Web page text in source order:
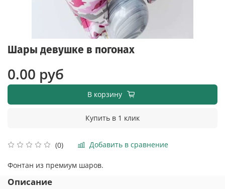
Шары девушке в погонах
(0) Добавить в сравнение
0.00 руб
В корзину
Купить в 1 клик
Фонтан из премиум шаров.
Описание